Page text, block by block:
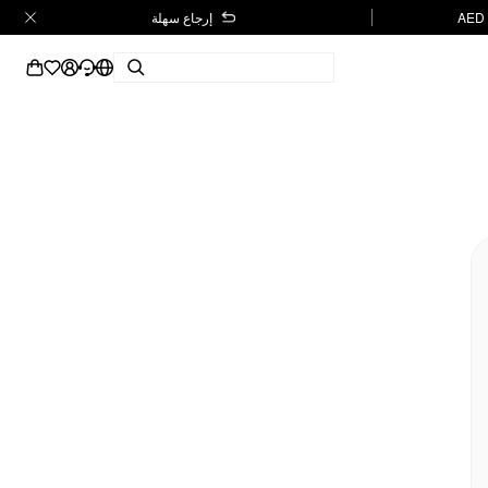
إرجاع سهلة